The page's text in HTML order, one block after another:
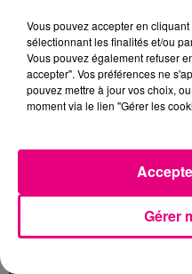
LE TOP
1 2
Vous pouvez accepter en
sélectionnant les finalités et/ou
Vous pouvez également refuser
accepter". Vos préférences ne
pouvez mettre à jour vos choix,
moment via le lien "Gérer les
Gérer